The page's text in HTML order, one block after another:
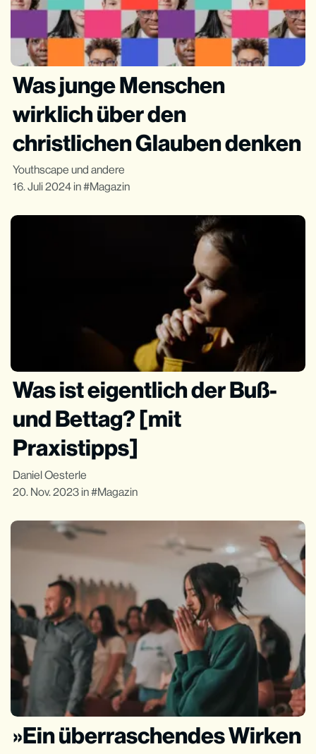
Was junge Menschen
wirklich über den
christlichen Glauben denken
Youthscape und andere
16. Juli 2024 in Magazin
Was ist eigentlich der Buß-
und Bettag? [mit
Praxistipps]
Daniel Oesterle
20. Nov. 2023 in Magazin
»Ein überraschendes Wirken